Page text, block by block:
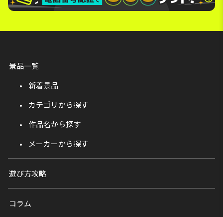
景品一覧
新着景品
カテゴリから探す
作品名から探す
メーカーから探す
遊び方攻略
コラム